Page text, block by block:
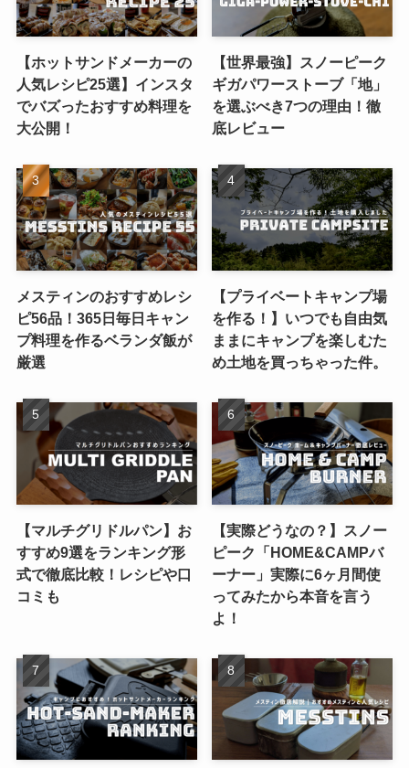
【ホットサンドメーカーの
人気レシピ25選】インスタ
でバズったおすすめ料理を
大公開！
【世界最強】スノーピーク
ギガパワーストーブ「地」
を選ぶべき7つの理由！徹
底レビュー
メスティンのおすすめレシ
ピ56品！365日毎日キャン
プ料理を作るベランダ飯が
厳選
【プライベートキャンプ場
を作る！】いつでも自由気
ままにキャンプを楽しむた
め土地を買っちゃった件。
【マルチグリドルパン】お
すすめ9選をランキング形
式で徹底比較！レシピや口
コミも
【実際どうなの？】スノー
ピーク「HOME&CAMPバ
ーナー」実際に6ヶ月間使
ってみたから本音を言う
よ！